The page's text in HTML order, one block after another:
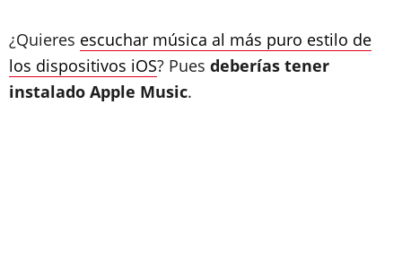
¿Quieres escuchar música al más puro estilo de
los dispositivos iOS? Pues deberías tener
instalado Apple Music.